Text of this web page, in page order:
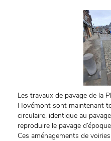
Les travaux de pavage de la
Hovémont sont maintenant
circulaire, identique au
reproduire le pavage
Ces aménagements de